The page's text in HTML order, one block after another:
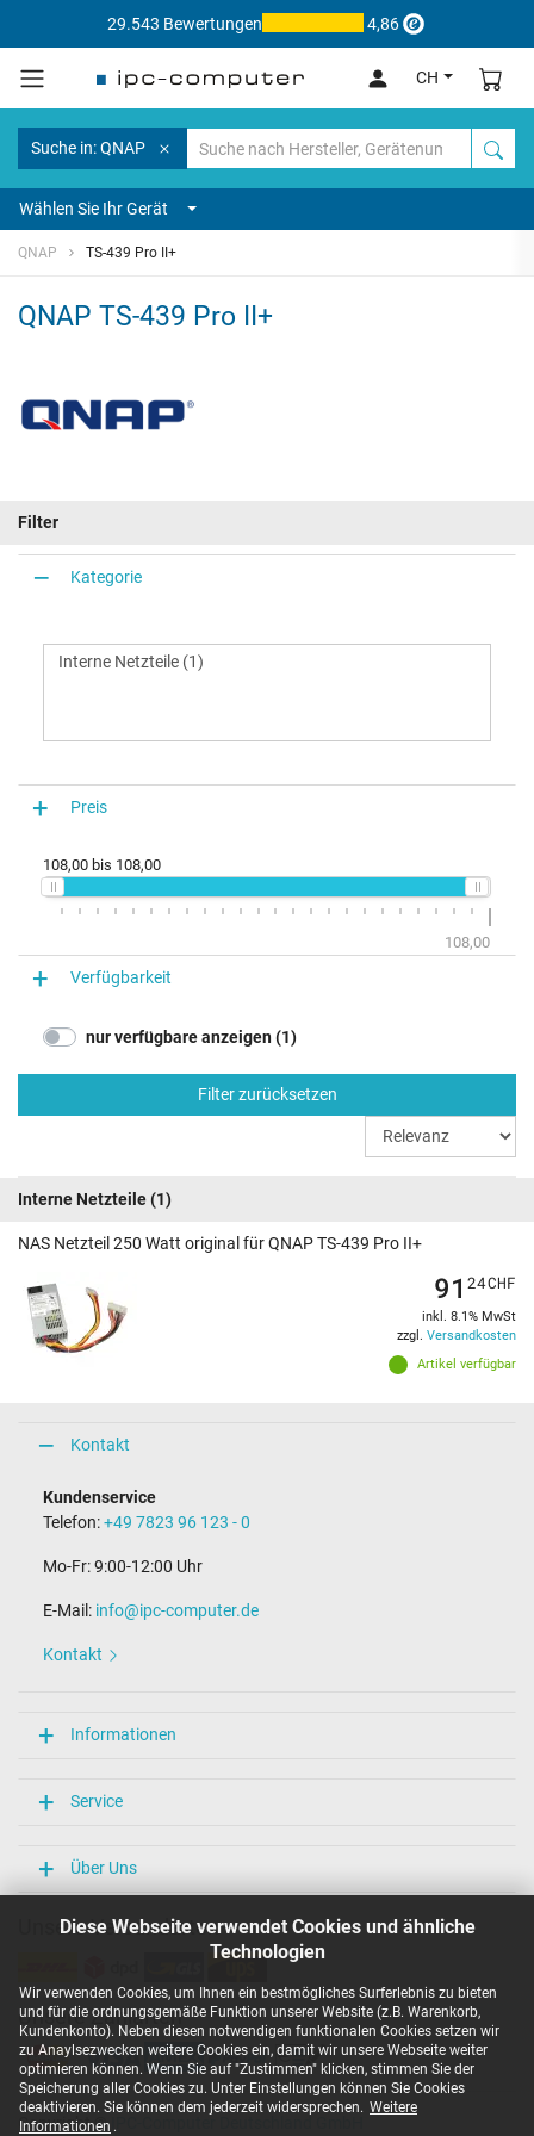
Diese Webseite verwendet Cookies und ähnliche
Technologien
Wir verwenden Cookies, um Ihnen ein bestmögliches Surferlebnis zu bieten
und für die ordnungsgemäße Funktion unserer Website (z.B. Warenkorb,
Kundenkonto). Neben diesen notwendigen funktionalen Cookies setzen wir
zu Anaylsezwecken weitere Cookies ein, damit wir unsere Webseite weiter
optimieren können. Wenn Sie auf "Zustimmen" klicken, stimmen Sie der
Speicherung aller Cookies zu. Unter Einstellungen können Sie Cookies
deaktivieren. Sie können dem jederzeit widersprechen. Weitere
Informationen .
29.543 Bewertungen 4,86
CH
Suche in: QNAP
Wählen Sie Ihr Gerät
QNAP TS-439 Pro II+
QNAP TS-439 Pro II+
Filter
Kategorie
Preis
108,00 bis 108,00
108,00
Verfügbarkeit
nur verfügbare anzeigen (1)
Filter zurücksetzen
Interne Netzteile(1)
NAS Netzteil 250 Watt original für QNAP TS-439 Pro II+
Artikel verfügbar
91 24CHF
inkl. 8.1% MwSt
zzgl. Versandkosten
Kontakt
Kundenservice
Telefon:+49 7823 96 123 - 0
Mo-Fr: 9:00-12:00 Uhr
E-Mail: info@ipc-computer.de
Kontakt
Informationen
Service
Über Uns
Unsere Versandarten
Unsere Zahlarten
Copyright ©